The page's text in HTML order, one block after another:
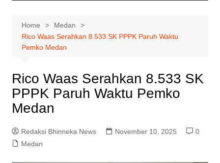
Home
Medan
Rico Waas Serahkan 8.533 SK PPPK Paruh Waktu
Pemko Medan
Rico Waas Serahkan 8.533 SK
PPPK Paruh Waktu Pemko
Medan
Redaksi Bhinneka News November 10, 2025
0
Medan